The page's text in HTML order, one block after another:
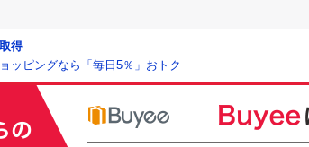
得
ッピングなら「毎日5％」おトク